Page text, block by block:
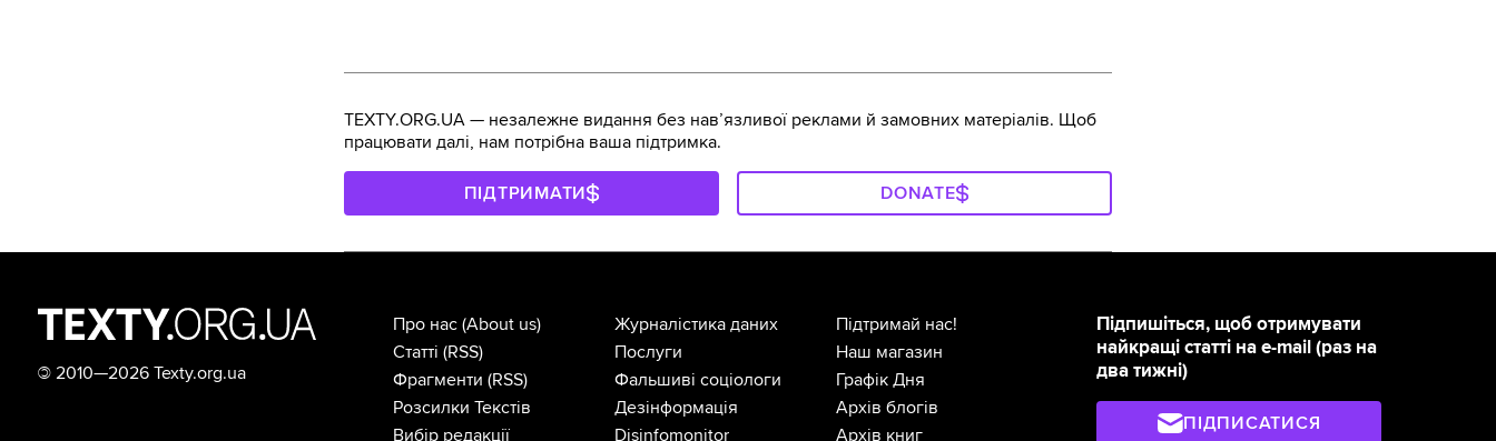
TEXTY.ORG.UA — незалежне видання без навʼязливої реклами й замовних матеріалів. Щоб
працювати далі, нам потрібна ваша підтримка.
ПІДТРИМАТИ DONATE
© 2010—2026 Texty.org.ua
Підпишіться, щоб отримувати
найкращі статті на e-mail (раз на
два тижні)
ПІДПИСАТИСЯ
Про нас (About us)
Статті (RSS)
Фрагменти (RSS)
Розсилки Текстів
Вибір редакції
Журналістика даних
Послуги
Фальшиві соціологи
Дезінформація
Disinfomonitor
Підтримай нас!
Наш магазин
Графік Дня
Архів блогів
Архів книг